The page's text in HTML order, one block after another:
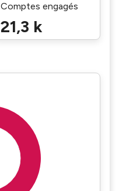
Comptes engagés
21,3 k